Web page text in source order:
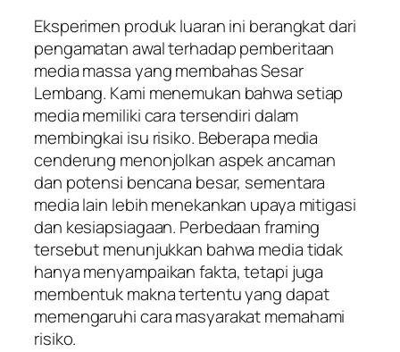
Eksperimen produk luaran ini berangkat dari
pengamatan awal terhadap pemberitaan
media massa yang membahas Sesar
Lembang. Kami menemukan bahwa setiap
media memiliki cara tersendiri dalam
membingkai isu risiko. Beberapa media
cenderung menonjolkan aspek ancaman
dan potensi bencana besar, sementara
media lain lebih menekankan upaya mitigasi
dan kesiapsiagaan. Perbedaan framing
tersebut menunjukkan bahwa media tidak
hanya menyampaikan fakta, tetapi juga
membentuk makna tertentu yang dapat
memengaruhi cara masyarakat memahami
risiko.